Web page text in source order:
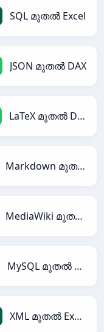
SQL മുതൽ Excel
JSON മുതൽ DAX
LaTeX മുതൽ DAX
Markdown മുതൽ DAX
MediaWiki മുതൽ DAX
MySQL മുതൽ Excel
XML മുതൽ Excel